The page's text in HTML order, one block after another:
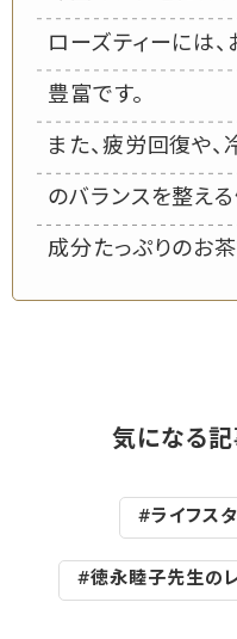
ローズティーには
豊富です。
また、疲労回復や
のバランスを整え
成分たっぷりのお茶
気になる
#ライフス
#徳永睦子先生の